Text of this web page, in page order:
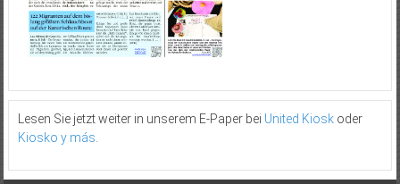
Lesen Sie jetzt weiter in unserem E-Paper bei United Kioskoder
Kiosko y más.